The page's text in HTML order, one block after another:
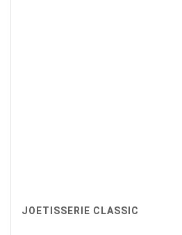
JOETISSERIE CLASSIC